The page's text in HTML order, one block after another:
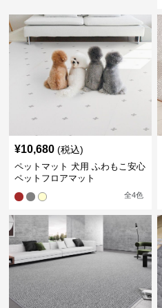
¥10,680 (税込)
ペットマット 犬用 ふわもこ安心
ペットフロアマット
全4色